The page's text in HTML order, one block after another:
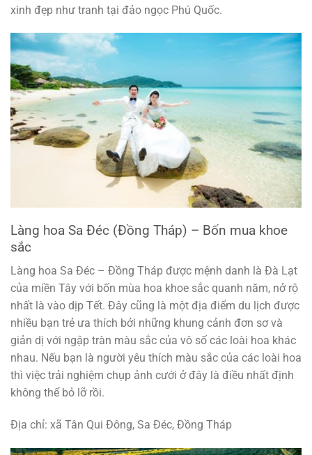
xinh đẹp như tranh tại đảo ngọc Phú Quốc.
Làng hoa Sa Đéc (Đồng Tháp) – Bốn mua khoe
sắc
Làng hoa Sa Đéc – Đồng Tháp được mệnh danh là Đà Lạt
của miền Tây với bốn mùa hoa khoe sắc quanh năm, nở rộ
nhất là vào dịp Tết. Đây cũng là một địa điểm du lịch được
nhiều bạn trẻ ưa thích bởi những khung cảnh đơn sơ và
giản dị với ngập tràn màu sắc của vô số các loài hoa khác
nhau. Nếu bạn là người yêu thích màu sắc của các loài hoa
thì việc trải nghiệm chụp ảnh cưới ở đây là điều nhất định
không thể bỏ lỡ rồi.
Địa chỉ: xã Tân Qui Đông, Sa Đéc, Đồng Tháp